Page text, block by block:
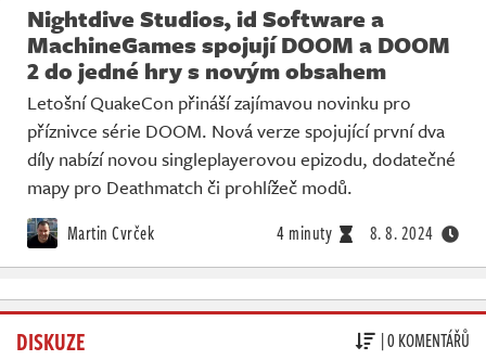
Nightdive Studios, id Software a
MachineGames spojují DOOM a DOOM
2 do jedné hry s novým obsahem
Letošní QuakeCon přináší zajímavou novinku pro
příznivce série DOOM. Nová verze spojující první dva
díly nabízí novou singleplayerovou epizodu, dodatečné
mapy pro Deathmatch či prohlížeč modů.
Martin Cvrček 4 minuty 8. 8. 2024
DISKUZE | 0 KOMENTÁŘŮ